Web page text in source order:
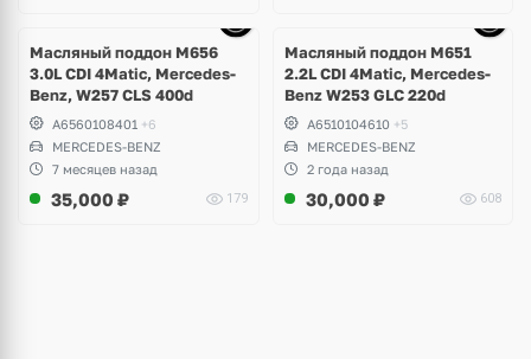
Масляный поддон M656
3.0L CDI 4Matic, Mercedes-
Benz, W257 CLS 400d
A6560108401 +6
MERCEDES-BENZ
7 месяцев назад
35,000 ₽ 179
Масляный поддон M651
2.2L CDI 4Matic, Mercedes-
Benz W253 GLC 220d
A6510104610 +5
MERCEDES-BENZ
2 года назад
30,000 ₽ 608